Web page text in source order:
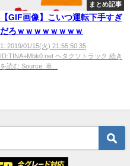
まとめ記事
【GIF画像】こいつ運転下手すぎ
だろｗｗｗｗｗｗｗｗ
1: 2019/01/15(火) 21:55:50.35
ID:TINA+Mbk0.net ヘタクソトラック 続き
を読む Source: 車...